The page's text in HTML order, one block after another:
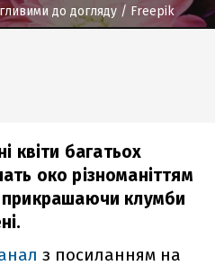
до догляду / Freepik
квіти багатьох
око різноманіттям
прикрашаючи клумби
з посиланням на